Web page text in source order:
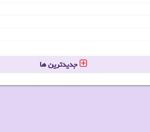
جدیدترین ها